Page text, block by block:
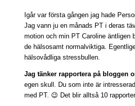
Igår var första gången jag hade
Jag vann ju en månads PT i deras
motion och min PT Caroline
de hälsosamt normalviktiga.
hälsovådliga stressbullen.
Jag tänker rapportera på bloggen
egen skull. Du som inte är
med PT. 😉 Det blir alltså 10